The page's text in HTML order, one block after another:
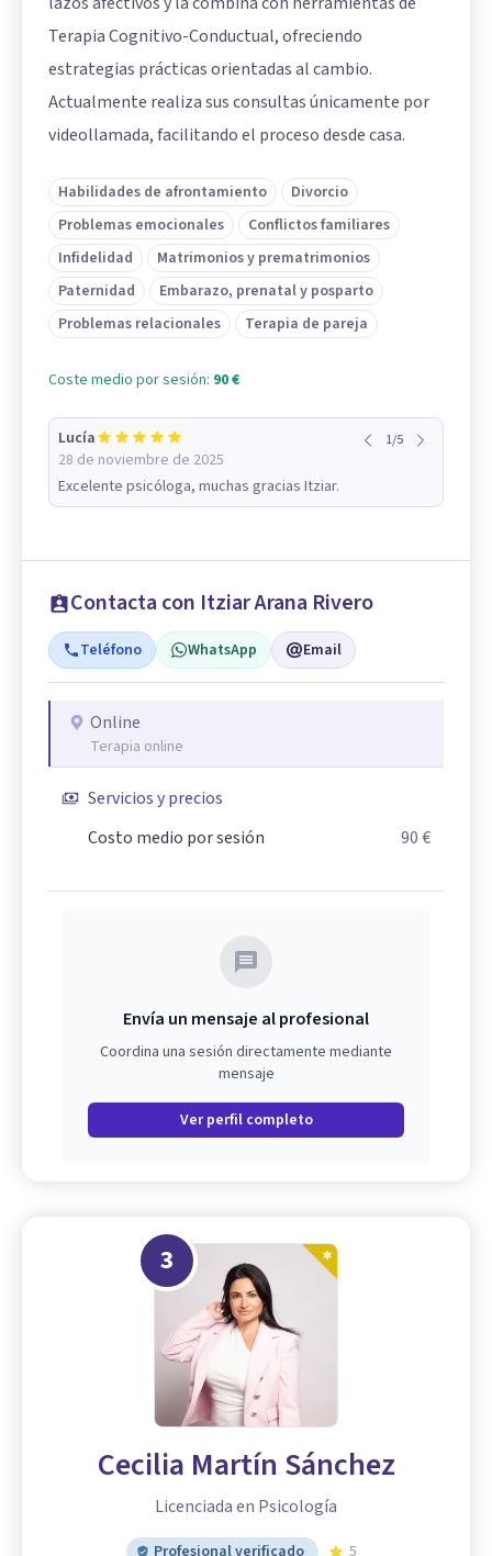
Terapia Cognitivo-Conductual, ofreciendo
estrategias prácticas orientadas al cambio.
Actualmente realiza sus consultas únicamente por
videollamada, facilitando el proceso desde casa.
Habilidades de afrontamiento
Divorcio
Problemas emocionales
Conflictos familiares
Infidelidad
Matrimonios y prematrimonios
Paternidad
Embarazo, prenatal y posparto
Problemas relacionales
Terapia de pareja
Coste medio por sesión: 90 €
Lucía
28 de noviembre de 2025
1/5
Excelente psicóloga, muchas gracias Itziar.
Contacta con Itziar Arana Rivero
Teléfono WhatsApp Email
Online
Terapia online
Servicios y precios
Costo medio por sesión
90 €
Envía un mensaje al profesional
Coordina una sesión directamente mediante
mensaje
Ver perfil completo
3
Cecilia Martín Sánchez
Licenciada en Psicología